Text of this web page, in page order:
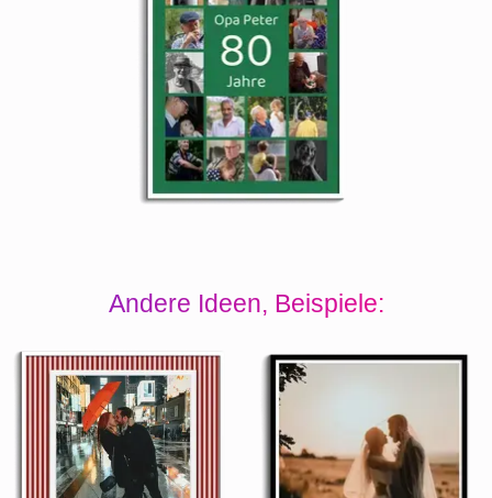
Andere Ideen, Beispiele: